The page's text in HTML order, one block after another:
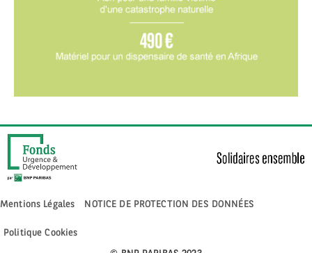
Mentions Légales NOTICE DE PROTECTION DES DONNÉES
Politique Cookies